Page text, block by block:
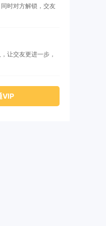
时对方解锁，交友
让交友更进一步，
VIP